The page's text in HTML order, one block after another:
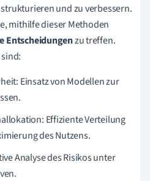
und zu verbessern.
mithilfe dieser Methoden
Entscheidungenzu treffen.
Einsatz von Modellen zur
Effiziente Verteilung
des Nutzens.
Analyse des Risikos unter